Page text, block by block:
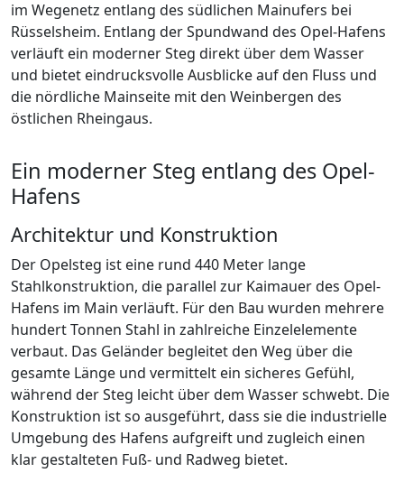
im Wegenetz entlang des südlichen Mainufers bei
Rüsselsheim. Entlang der Spundwand des Opel-Hafens
verläuft ein moderner Steg direkt über dem Wasser
und bietet eindrucksvolle Ausblicke auf den Fluss und
die nördliche Mainseite mit den Weinbergen des
östlichen Rheingaus.
Ein moderner Steg entlang des Opel-
Hafens
Architektur und Konstruktion
Der Opelsteg ist eine rund 440 Meter lange
Stahlkonstruktion, die parallel zur Kaimauer des Opel-
Hafens im Main verläuft. Für den Bau wurden mehrere
hundert Tonnen Stahl in zahlreiche Einzelelemente
verbaut. Das Geländer begleitet den Weg über die
gesamte Länge und vermittelt ein sicheres Gefühl,
während der Steg leicht über dem Wasser schwebt. Die
Konstruktion ist so ausgeführt, dass sie die industrielle
Umgebung des Hafens aufgreift und zugleich einen
klar gestalteten Fuß- und Radweg bietet.